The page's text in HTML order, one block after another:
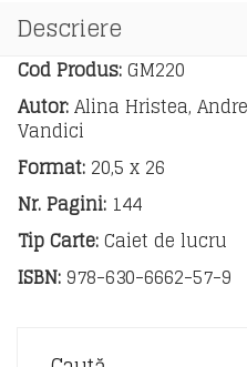
de
lucru
pentru
a
VII-
a
Descriere
Cod Produs:GM220
Autor:Alina Hristea,
Vandici
Format: 20,5 x 26
Nr. Pagini: 144
Tip Carte:Caiet de lucru
ISBN:978-630-6662-57-9